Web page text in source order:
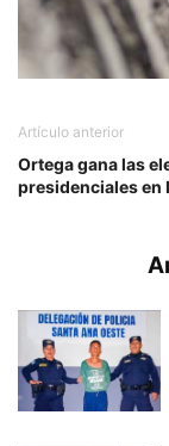
Artículo anterior
Ortega gana las
presidenciales en